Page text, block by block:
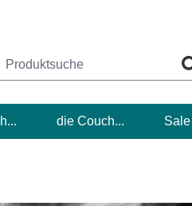
die Couch... Sale